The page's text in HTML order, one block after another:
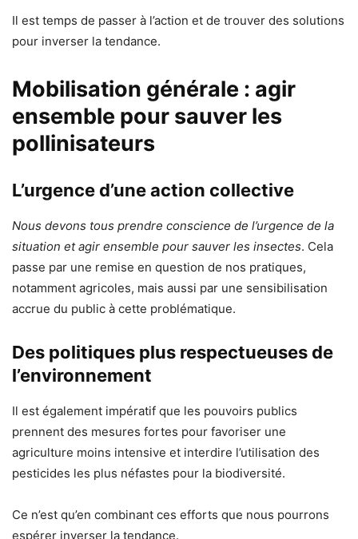
Il est temps de passer à l’action et de trouver des solutions
pour inverser la tendance.
Mobilisation générale : agir
ensemble pour sauver les
pollinisateurs
L’urgence d’une action collective
Nous devons tous prendre conscience de l’urgence de la
situation et agir ensemble pour sauver les insectes. Cela
passe par une remise en question de nos pratiques,
notamment agricoles, mais aussi par une sensibilisation
accrue du public à cette problématique.
Des politiques plus respectueuses de
l’environnement
Il est également impératif que les pouvoirs publics
prennent des mesures fortes pour favoriser une
agriculture moins intensive et interdire l’utilisation des
pesticides les plus néfastes pour la biodiversité.
Ce n’est qu’en combinant ces efforts que nous pourrons
espérer inverser la tendance.